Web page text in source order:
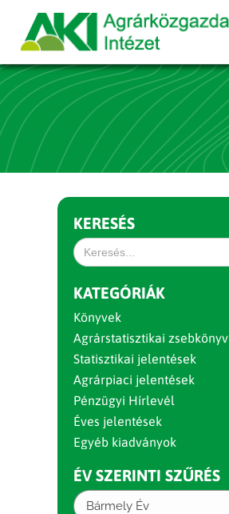
KERESÉS
Search
for:
KATEGÓRIÁK
Könyvek
Agrárstatisztikai zsebkönyv
Statisztikai jelentések
Agrárpiaci jelentések
Pénzügyi Hírlevél
Éves jelentések
Egyéb kiadványok
ÉV SZERINTI SZŰRÉS
Bármely Év